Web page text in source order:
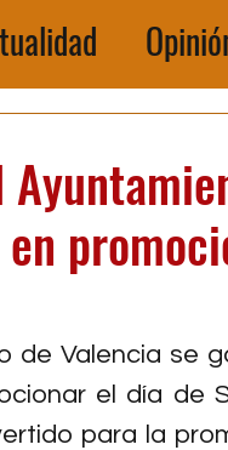
en
de Valencia se
el día de
para la